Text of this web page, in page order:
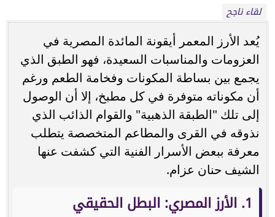
لقاء ناجح
يُعد الأرز المعمر أيقونة المائدة المصرية في
العزومات والمناسبات السعيدة، فهو الطبق الذي
يجمع بين بساطة المكونات وفخامة الطعم ورغم
أن مكوناته متوفرة في كل مطبخ، إلا أن الوصول
إلى تلك "الطبقة الذهبية" والقوام الذائب الذي
نذوقه في القرى والمطاعم المتخصصة يتطلب
معرفة ببعض الأسرار الفنية التي كشفت عنها
الشيف حنان عزام.
1. الأرز المصري: البطل الحقيقي